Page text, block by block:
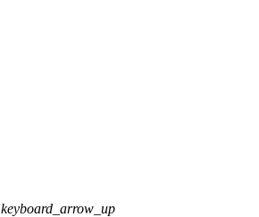
keyboard_arrow_up